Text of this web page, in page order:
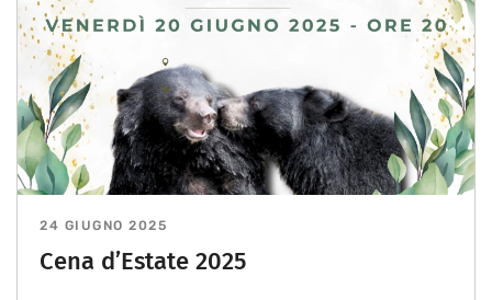
24 GIUGNO 2025
Cena d’Estate 2025